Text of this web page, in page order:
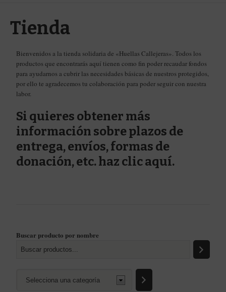
Tienda
Bienvenidos a la tienda solidaria de «Huellas Callejeras». Todos los
productos que encontrarás aquí tienen como fin poder recaudar fondos
para ayudarnos a cubrir las necesidades básicas de nuestros protegidos,
por ello te agradecemos tu colaboración para poder seguir con nuestra
labor.
Si quieres obtener más
información sobre plazos de
entrega, envíos, formas de
donación, etc. haz clic aquí.
Buscar producto por nombre
una